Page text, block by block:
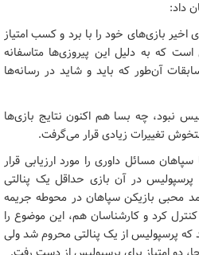
داد:
بازی‌های خود را با برد و کسب امتیاز
که به دلیل این پیروزی‌ها متاسفانه
آن‌طور که باید و شاید در رسانه‌ها
نبود، چه بسا هم اکنون نتایج بازی‌ها
تغییرات زیادی قرار می‌گرفت.
مسائل داوری را مورد ارزیابی قرار
پرسپولیس در آن بازی حداقل یک پنالتی
محبی بازیکن سپاهان در محوطه جریمه
کرد و کارشناسان هم، این موضوع را
که پرسپولیس از یک پنالتی محروم شد ولی